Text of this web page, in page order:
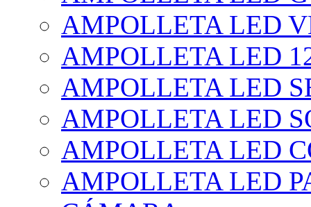
AMPOLLETA LED
AMPOLLETA LED
AMPOLLETA LED
AMPOLLETA LED
AMPOLLETA LED
AMPOLLETA LED